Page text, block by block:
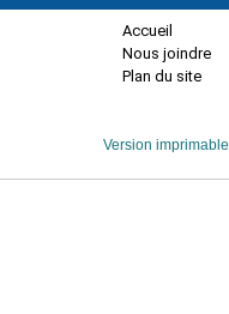
Accueil
Nous joindre
Plan du site
Version imprimable